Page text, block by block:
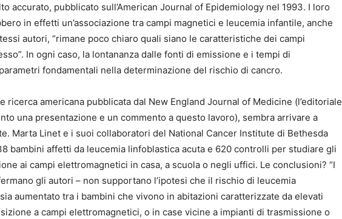
accurato, pubblicato sull’American Journal of Epidemiology nel 1993. I loro
in effetti un’associazione tra campi magnetici e leucemia infantile, anche
autori, “rimane poco chiaro quali siano le caratteristiche dei campi
In ogni caso, la lontananza dalle fonti di emissione e i tempi di
fondamentali nella determinazione del rischio di cancro.
ricerca americana pubblicata dal New England Journal of Medicine (l’editoriale
una presentazione e un commento a questo lavoro), sembra arrivare a
Marta Linet e i suoi collaboratori del National Cancer Institute di Bethesda
bambini affetti da leucemia linfoblastica acuta e 620 controlli per studiare gli
ai campi elettromagnetici in casa, a scuola o negli uffici. Le conclusioni? “I
gli autori – non supportano l’ipotesi che il rischio di leucemia
aumentato tra i bambini che vivono in abitazioni caratterizzate da elevati
a campi elettromagnetici, o in case vicine a impianti di trasmissione o